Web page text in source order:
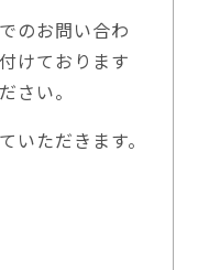
のお問い合わ
けております
さい。
いただきます。